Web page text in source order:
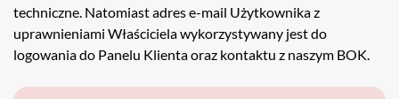
techniczne. Natomiast adres e-mail Użytkownika z
uprawnieniami Właściciela wykorzystywany jest do
logowania do Panelu Klienta oraz kontaktu z naszym BOK.